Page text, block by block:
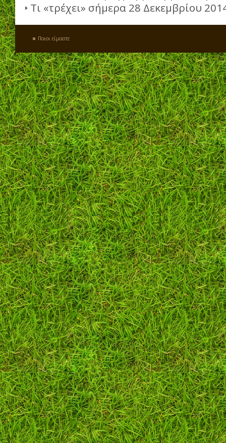
Τι «τρέχει» σήμερα 28 Δεκεμβρίου
Ποιοι είμαστε